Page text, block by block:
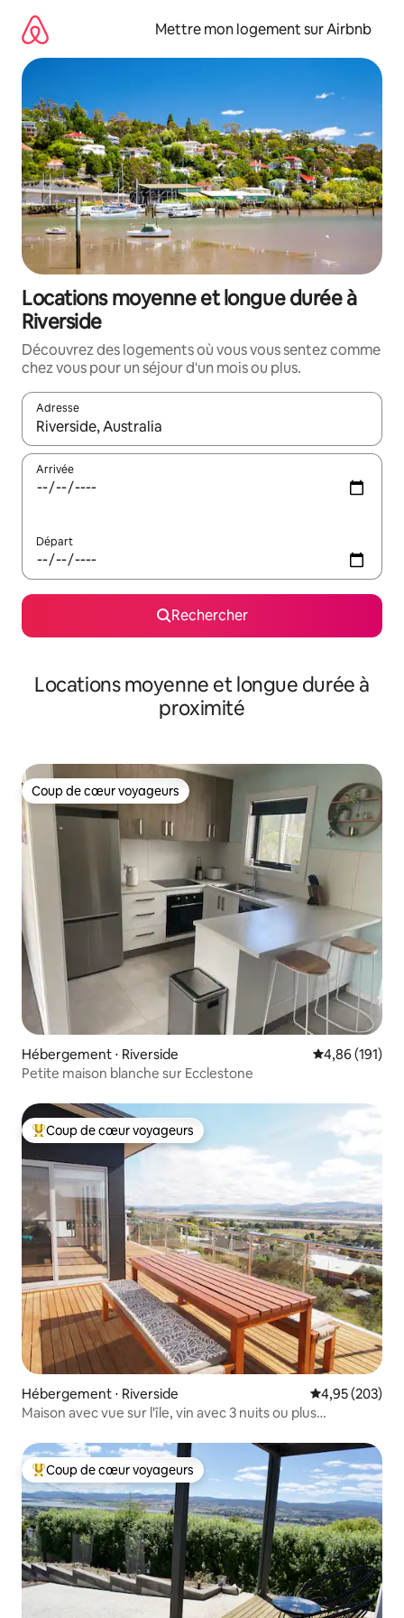
directement
contenu
Mettre mon logement sur Airbnb
Locations moyenne et longue durée à
Riverside
Découvrez des logements où vous vous sentez comme
chez vous pour un séjour d'un mois ou plus.
Adresse
Lorsque les résultats s'affichent, utilisez les flèches vers le
Arrivée
Départ
Rechercher
Locations moyenne et longue durée à
proximité
Coup de cœur voyageurs
Coup de cœur voyageurs
Hébergement ⋅ Riverside Évaluation
4,86 (191)
Petite maison blanche sur Ecclestone
Coups de cœur voyageurs les plus appréciés
Coup de cœur voyageurs
Hébergement ⋅ Riverside Évaluation
4,95 (203)
Maison avec vue sur l'île, vin avec 3 nuits ou plus
Coups de cœur voyageurs les plus appréciés
Coup de cœur voyageurs